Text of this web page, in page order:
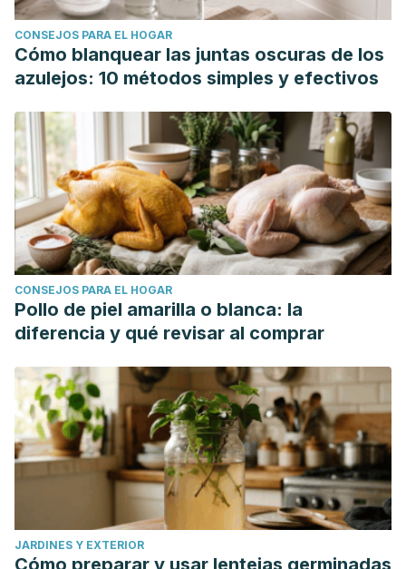
dental stem cell differentiation for regeneration.Science
translational medicine,
Aquino-Canchari, C. R. (2020). Aplicación de las células
madre en odontología regenerativa.
16 de Abril
94-95.
Laura, M. M., Soledad Yanedy, G. P., & Maite Isbel, C. M.
(2022). Células madre y sus aplicaciones actuales en
Estomatología: revisión bibliográfica. I Jornada Virtual de
Estomatología 2022. Ciego de Ávila.
Cueva, S. P. B. (2019). CÉLULAS MADRE EN ODONTOLOGÍA.
NUEVOS PARADIGMAS.ATENEO,21(1), 93-104.
Santiago, I. S. R., Condezo, T. B. B., & Morales, A. K. A.
(2021). Uso de células madre mesenquimales para la
regeneración ósea guiada en el ámbito odontológico: una
revisión.
Revista KIRU,
(3).
Plata, O. G., Quiroz, L. J. G., & Bermeo, N. L. R. (2018).
Aplicaciones odontológicas de las células madre pulpares
de dientes temporales y permanentes. Revisión de
estudios in vivo.Rev Asoc Dent Mex,75, 127-134.
CONSEJOS PARA EL HOGAR
Cómo blanquear las juntas oscuras de los
azulejos: 10 métodos simples y efectivos
CONSEJOS PARA EL HOGAR
Pollo de piel amarilla o blanca: la
diferencia y qué revisar al comprar
JARDINES Y EXTERIOR
Cómo preparar y usar lentejas germinadas